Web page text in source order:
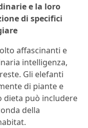
e la loro
di specifici
affascinanti e
intelligenza,
Gli elefanti
di piante e
dieta può includere
della